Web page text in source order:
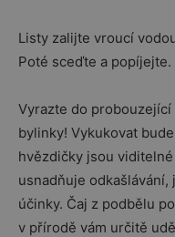
Listy zalijte vroucí
Poté sceďte a popíjejte.
Vyrazte do
bylinky! Vykukovat
hvězdičky jsou
usnadňuje
účinky. Čaj z podbělu
v přírodě vám určitě